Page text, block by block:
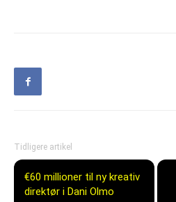
Tidligere artikel
€60 millioner til ny kreativ
direktør i Dani Olmo